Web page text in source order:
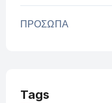
ΠΡΟΣΩΠΑ
Tags